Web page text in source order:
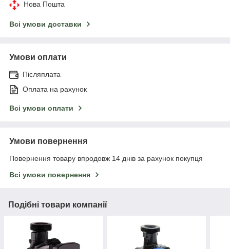
Нова Пошта
Всі умови доставки
Умови оплати
Післяплата
Оплата на рахунок
Всі умови оплати
Умови повернення
Повернення товару впродовж 14 днів за рахунок покупця
Всі умови повернення
Подібні товари компанії